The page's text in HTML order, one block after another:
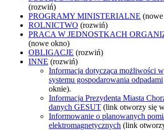
(rozwiń)
PROGRAMY MINISTERIALNE
ROLNICTWO (rozwiń)
PRACA W JEDNOSTKACH
(nowe okno)
OBLIGACJE (rozwiń)
INNE (rozwiń)
Informacja dotycząca możliwości
systemu gospodarowania odpadami
oknie).
Informacja Prezydenta Miasta
danych GESUT (link otworzy się
Informowanie o planowanych
elektromagnetycznych (link